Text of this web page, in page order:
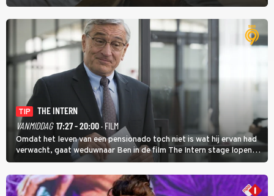
werk.
TIP
THE INTERN
VANMIDDAG 17:27 - 20:00· FILM
Omdat het leven van een pensionado toch niet is wat hij ervan had
verwacht, gaat weduwnaar Ben in de film The Intern stage lopen
bij de hippe webwinkel van Jules, wat een gouden zet blijkt te zijn.